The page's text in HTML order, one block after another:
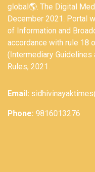
global🌎. The Digital
December 2021. Portal
of Information and
accordance with rule 18
(Intermediary
Rules, 2021.
Email:
Phone: 9816013276